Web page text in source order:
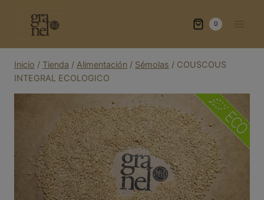
contenido
0
Inicio / Tienda / Alimentación / Sémolas / COUSCOUS
INTEGRAL ECOLOGICO